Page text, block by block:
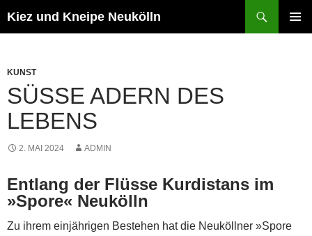
Inhalt
Kiez und Kneipe Neukölln
KUNST
SÜSSE ADERN DES L
EBENS
2. MAI 2024 ADMIN
Entlang der Flüsse Kurdistans im
»Spore« Neukölln
Zu ihrem einjährigen Bestehen hat die Neuköllner »Spore